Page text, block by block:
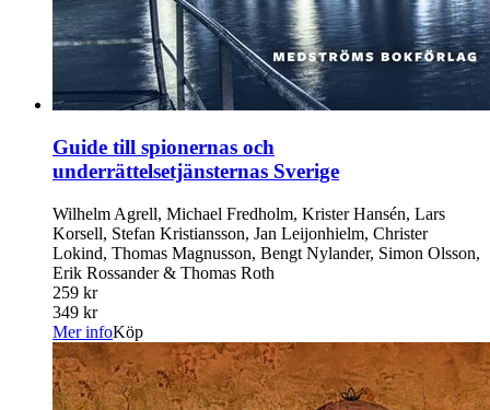
Guide till spionernas och
underrättelsetjänsternas Sverige
Wilhelm Agrell, Michael Fredholm, Krister Hansén, Lars
Korsell, Stefan Kristiansson, Jan Leijonhielm, Christer
Lokind, Thomas Magnusson, Bengt Nylander, Simon Olsson,
Erik Rossander & Thomas Roth
259 kr
349 kr
Mer infoKöp